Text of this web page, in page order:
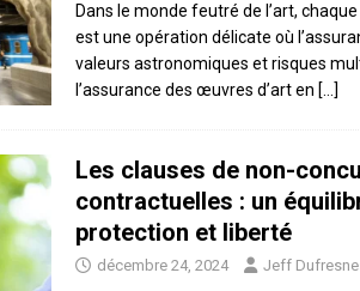
Dans le monde feutré de l’art,
est une opération délicate où
valeurs astronomiques et risques
l’assurance des œuvres d’art en […]
Les clauses de non-
contractuelles : un
protection et liberté
décembre 24, 2024 Jeff